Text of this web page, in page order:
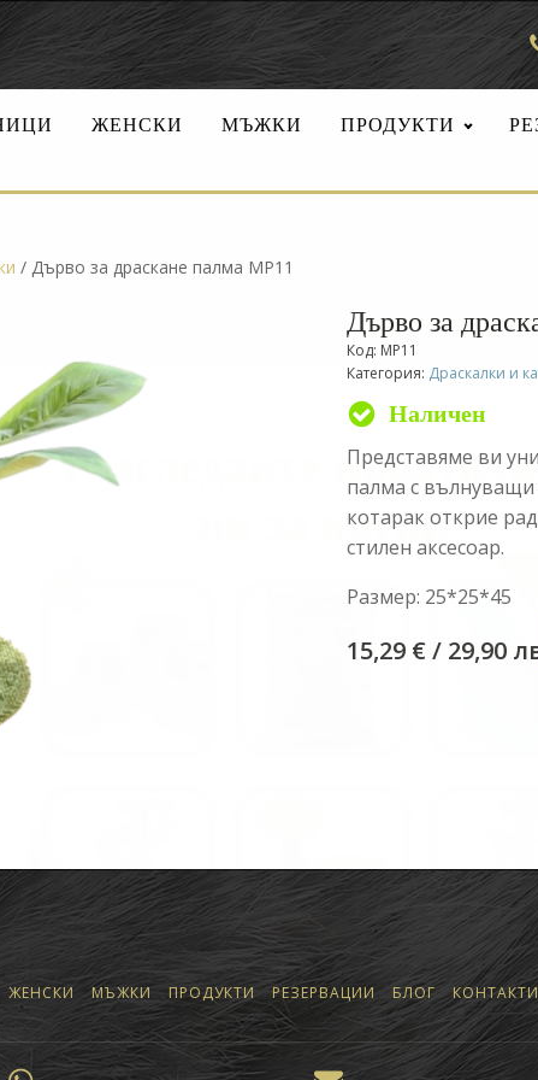
ЖЕНСКИ МЪЖКИ ПРОДУКТИ
/ Дърво за драскане палма MP11
Дърво за
Код: MP11
Категория: Драскалки и
Наличен
Представяме ви
палма с вълнуващи
котарак открие
стилен аксесоар.
Размер: 25*25*45
15,29 €/ 29,90
ЖЕНСКИ МЪЖКИ ПРОДУКТИ РЕЗЕРВАЦИИ БЛОГ КОНТАКТИ
Разгледайте
ни за котки
КЪМ ПРОДУКТИТЕ